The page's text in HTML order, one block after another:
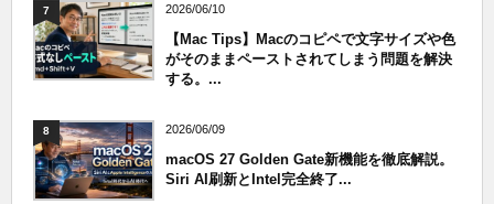
7 2026/06/10
【Mac Tips】Macのコピペで文字サイズや色
がそのままペーストされてしまう問題を解決
する。...
8 2026/06/09
macOS 27 Golden Gate新機能を徹底解説。
Siri AI刷新とIntel完全終了...